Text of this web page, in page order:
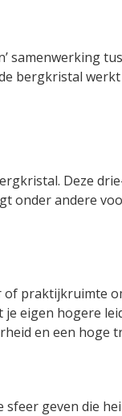
samenwerking
bergkristal
Deze
onder andere
praktijkruimte
je eigen hogere
en een hoge
geven die